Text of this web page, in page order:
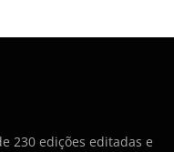
230 edições editadas e